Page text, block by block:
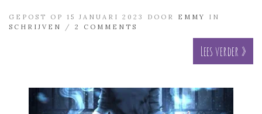
GEPOST OP 15 JANUARI 2023 DOOR EMMY
IN
SCHRIJVEN
/ 2 COMMENTS
Lees verder »